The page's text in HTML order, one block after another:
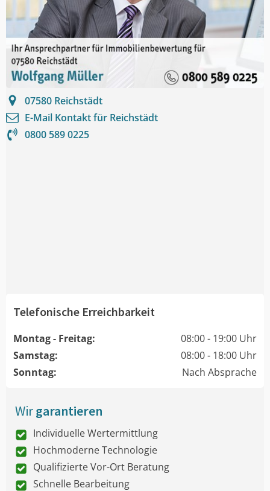
07580 Reichstädt
E-Mail Kontakt für Reichstädt
0800 589 0225
Telefonische Erreichbarkeit
Montag - Freitag:
08:00 - 19:00 Uhr
Samstag:
08:00 - 18:00 Uhr
Sonntag:
Nach Absprache
Wirgarantieren
Individuelle Wertermittlung
Hochmoderne Technologie
Qualifizierte Vor-Ort Beratung
Schnelle Bearbeitung